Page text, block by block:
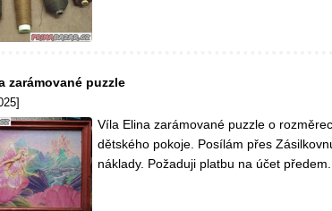
zarámované puzzle
Víla Elina zarámované puzzle o
dětského pokoje. Posílám přes
náklady. Požaduji platbu na účet předem.